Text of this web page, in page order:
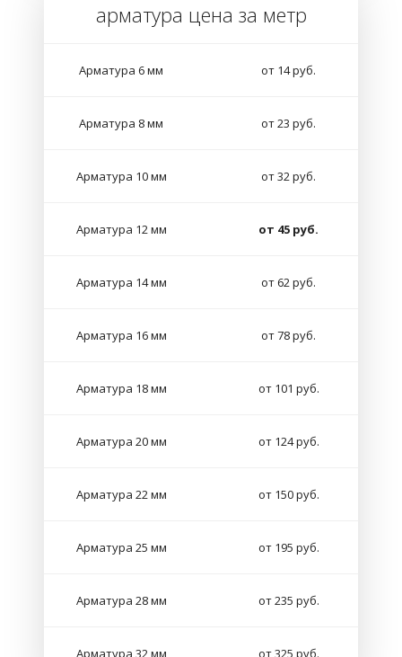
арматура цена за метр
Арматура 6 мм от 14 руб.
Арматура 8 мм от 23 руб.
Арматура 10 мм от 32 руб.
Арматура 12 мм от 45 руб.
Арматура 14 мм от 62 руб.
Арматура 16 мм от 78 руб.
Арматура 18 мм от 101 руб.
Арматура 20 мм от 124 руб.
Арматура 22 мм от 150 руб.
Арматура 25 мм от 195 руб.
Арматура 28 мм от 235 руб.
Арматура 32 мм от 325 руб.